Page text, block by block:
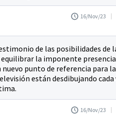
16/Nov/23
de las posibilidades de
la imponente
punto de referencia para
están desdibujando cada
16/Nov/23